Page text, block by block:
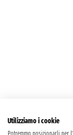
Utilizziamo i cookie
Potremmo posizionarli per